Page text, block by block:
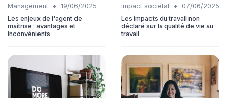
Management •
19/06/2025
Les enjeux de l'agent de
maîtrise : avantages et
inconvénients
Impact sociétal •
07/06/2025
Les impacts du travail non
déclaré sur la qualité de vie au
travail